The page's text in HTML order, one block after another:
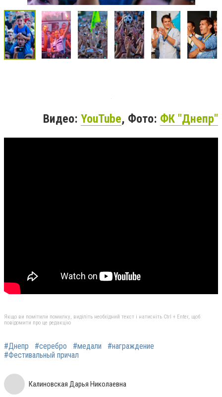
Видео: YouTube, Фото: ФК "Днепр"
Якщо ви помітили помилку, виділіть необхідний текст і натисніть Ctrl + Enter, щоб
повідомити про це редакцію
#Днепр #серебро #медали
#награждение
#Фестивальный причал
Калиновская Дарья Николаевна